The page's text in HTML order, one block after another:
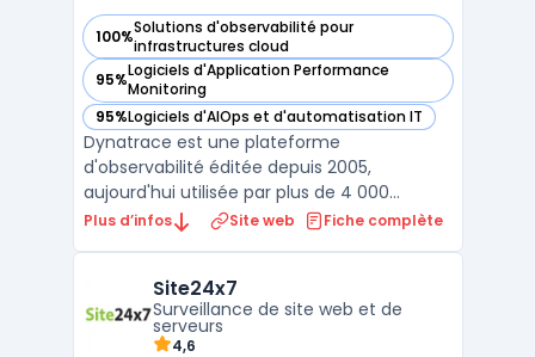
100%Solutions d'observabilité pour
infrastructures cloud
— voir Dynatrace dans cette catégorie
95%Logiciels d'Application Performance
Monitoring
— voir Dynatrace dans cette catégorie
95%Logiciels d'AIOps et d'automatisation IT
— voir Dynatrace dans cette catégorie
Dynatrace est une plateforme
d'observabilité éditée depuis 2005,
aujourd'hui utilisée par plus de 4 000
entreprises dans 80 pays. Elle repose sur
racines des incidents sans configuration
manuelle de seuils d'alerte. Les don ...
Plus d’infos Site web Fiche complète
Site24x7
Surveillance de site web et de
serveurs
4,6